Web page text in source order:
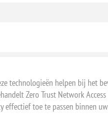
technologieën helpen bij het
Zero Trust Network
effectief toe te passen binnen